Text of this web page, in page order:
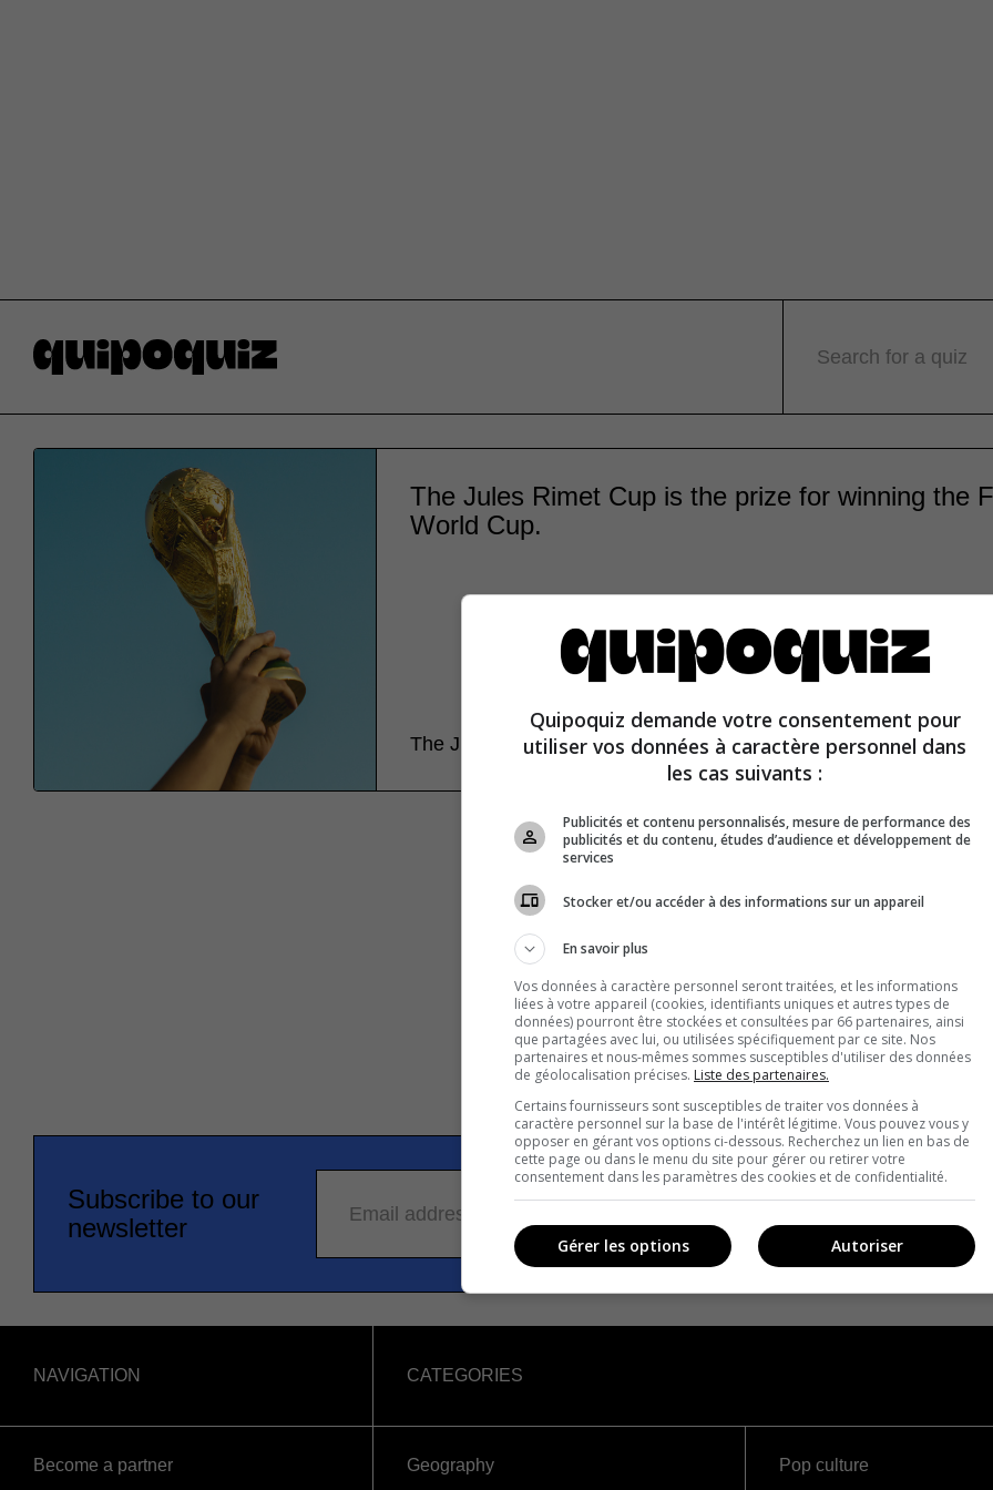
Search for a quiz
The Jules Rimet Cup is the prize for winning the
World Cup.
The Jules Rimet Cup was replaced by the FIFA World Cup
Subscribe to our
newsletter
Email address
NAVIGATION
Become a partner
CATEGORIES
Geography
Pop culture
Quipoquiz demande votre consentement pour
utiliser vos données à caractère personnel dans
les cas suivants :
Publicités et contenu personnalisés, mesure de performance des
publicités et du contenu, études d’audience et développement de
services
Stocker et/ou accéder à des informations sur un appareil
En savoir plus
Vos données à caractère personnel seront traitées, et les informations
liées à votre appareil (cookies, identifiants uniques et autres types de
données) pourront être stockées et consultées par 66 partenaires, ainsi
que partagées avec lui, ou utilisées spécifiquement par ce site. Nos
partenaires et nous-mêmes sommes susceptibles d'utiliser des données
de géolocalisation précises. Liste des partenaires.
Certains fournisseurs sont susceptibles de traiter vos données à
caractère personnel sur la base de l'intérêt légitime. Vous pouvez vous y
opposer en gérant vos options ci-dessous. Recherchez un lien en bas de
cette page ou dans le menu du site pour gérer ou retirer votre
consentement dans les paramètres des cookies et de confidentialité.
Autoriser
Gérer les options